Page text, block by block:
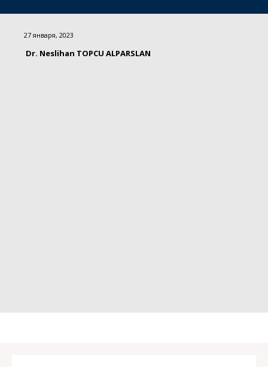
27 января, 2023
Dr. Neslihan TOPCU ALPARSLAN